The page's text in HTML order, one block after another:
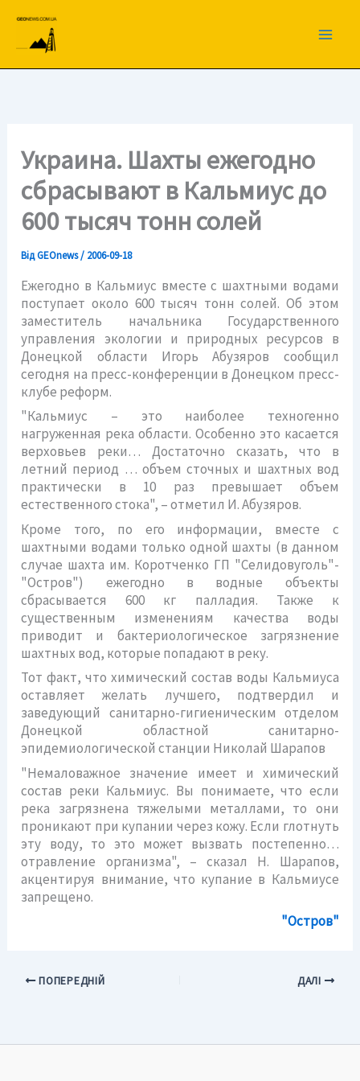
вмісту
Украина. Шахты ежегодно
сбрасывают в Кальмиус до
600 тысяч тонн солей
ВідGEOnews/ 2006-09-18
Ежегодно в Кальмиус вместе с шахтными водами
поступает около 600 тысяч тонн солей. Об этом
заместитель начальника Государственного
управления экологии и природных ресурсов в
Донецкой области Игорь Абузяров сообщил
сегодня на пресс-конференции в Донецком пресс-
клубе реформ.
"Кальмиус – это наиболее техногенно
нагруженная река области. Особенно это касается
верховьев реки… Достаточно сказать, что в
летний период … объем сточных и шахтных вод
практически в 10 раз превышает объем
естественного стока", – отметил И. Абузяров.
Кроме того, по его информации, вместе с
шахтными водами только одной шахты (в данном
случае шахта им. Коротченко ГП "Селидовуголь"-
"Остров") ежегодно в водные объекты
сбрасывается 600 кг палладия. Также к
существенным изменениям качества воды
приводит и бактериологическое загрязнение
шахтных вод, которые попадают в реку.
Тот факт, что химический состав воды Кальмиуса
оставляет желать лучшего, подтвердил и
заведующий санитарно-гигиеническим отделом
Донецкой областной санитарно-
эпидемиологической станции Николай Шарапов
"Немаловажное значение имеет и химический
состав реки Кальмиус. Вы понимаете, что если
река загрязнена тяжелыми металлами, то они
проникают при купании через кожу. Если глотнуть
эту воду, то это может вызвать постепенно…
отравление организма", – сказал Н. Шарапов,
акцентируя внимание, что купание в Кальмиусе
запрещено.
"Остров"
ПОПЕРЕДНІЙ ДАЛІ